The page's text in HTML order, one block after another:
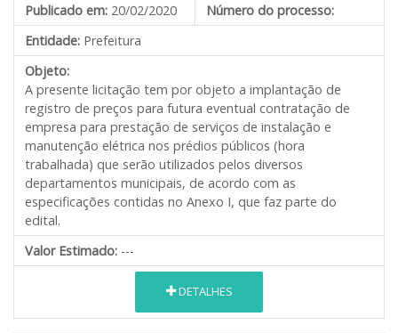
Publicado em: 20/02/2020
Número do processo:
Entidade: Prefeitura
Objeto:
A presente licitação tem por objeto a implantação de
registro de preços para futura eventual contratação de
empresa para prestação de serviços de instalação e
manutenção elétrica nos prédios públicos (hora
trabalhada) que serão utilizados pelos diversos
departamentos municipais, de acordo com as
especificações contidas no Anexo I, que faz parte do
edital.
Valor Estimado: ---
DETALHES